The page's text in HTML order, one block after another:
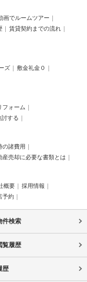
画でルームツアー
賃貸契約までの流れ
ズ
敷金礼金０
フォーム
討する
の諸費用
産売却に必要な書類とは
概要
採用情報
予約
件検索
覧履歴
歴